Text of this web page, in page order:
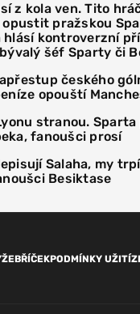
z kola ven. Tito
opustit pražskou
hlásí kontroverzní
šéf Sparty či
českého
opouští
stranou.
fanoušci prosí
Salaha, my
Besiktase
ŽEBŘÍČEKPODMÍNKY UŽITÍ